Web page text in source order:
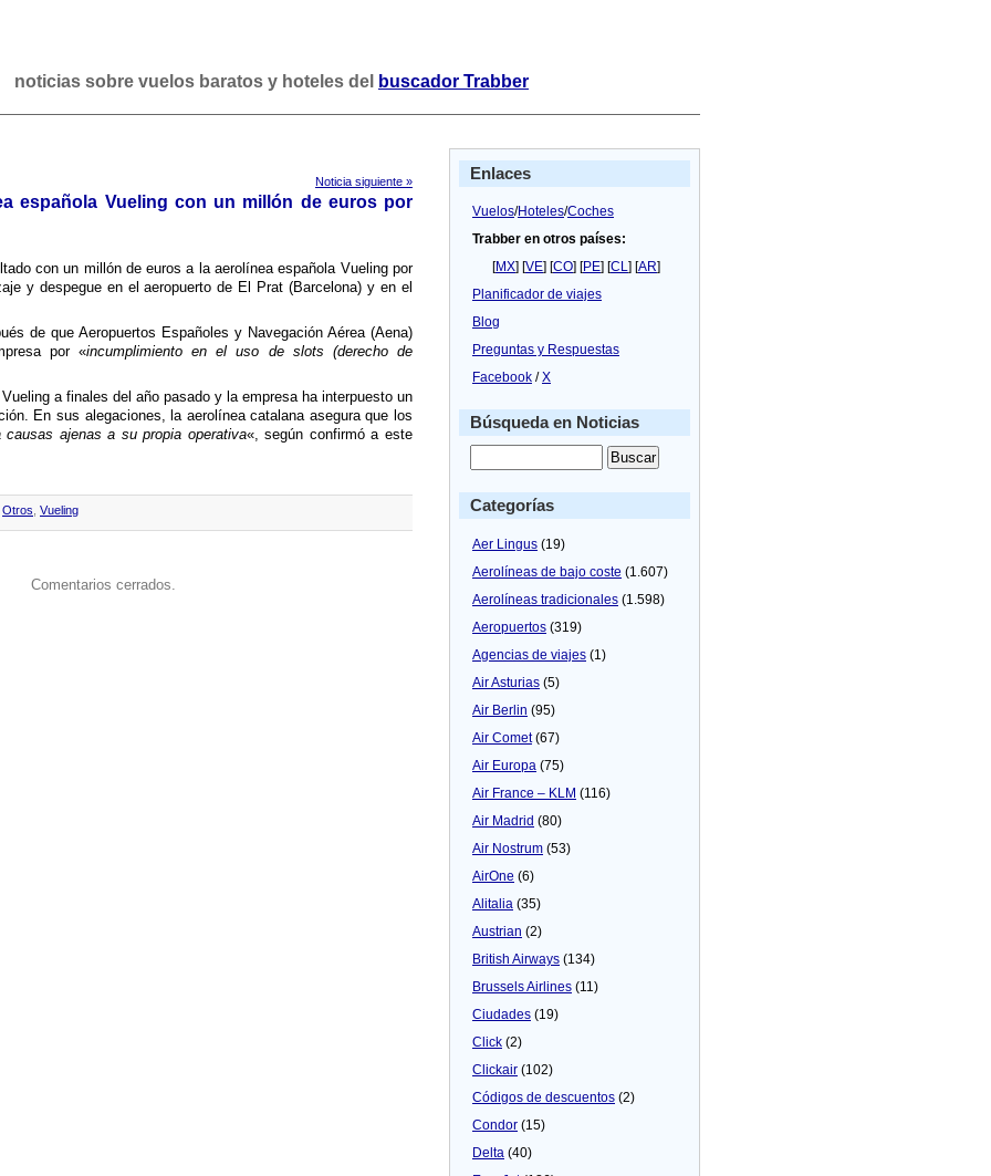
noticias sobre vuelos baratos y hoteles del buscador Trabber
Noticia siguiente »
española Vueling con un millón de euros por
con un millón de euros a la aerolí­nea española Vueling por
y despegue en el aeropuerto de El Prat (Barcelona) y en el
de que Aeropuertos Españoles y Navegación Aérea (Aena)
por «incumplimiento en el uso de slots (derecho de
a finales del año pasado y la empresa ha interpuesto un
En sus alegaciones, la aerolí­nea catalana asegura que los
ajenas a su propia operativa«, según confirmó a este
Otros Vueling
Comentarios cerrados.
Enlaces
Vuelos/Hoteles/Coches
Trabber en otros países:
[MX] [VE] [CO] [PE] [CL] [AR]
Planificador de viajes
Blog
Preguntas y Respuestas
Facebook /X
Búsqueda en Noticias
Categorías
Aer Lingus (19)
Aerolíneas de bajo coste (1.607)
Aerolíneas tradicionales (1.598)
Aeropuertos (319)
Agencias de viajes (1)
Air Asturias (5)
Air Berlin (95)
Air Comet(67)
Air Europa (75)
Air France – KLM (116)
Air Madrid (80)
Air Nostrum (53)
AirOne (6)
Alitalia (35)
Austrian (2)
British Airways (134)
Brussels Airlines (11)
Ciudades (19)
Click (2)
Clickair (102)
Códigos de descuentos (2)
Condor (15)
Delta (40)